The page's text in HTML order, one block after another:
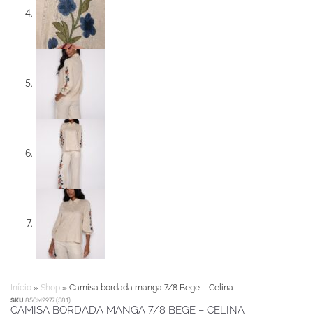
Início » Shop » Camisa bordada manga 7/8 Bege – Celina
SKU 85CM2977 (581)
CAMISA BORDADA MANGA 7/8 BEGE – CELINA